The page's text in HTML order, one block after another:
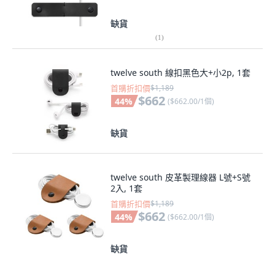
缺貨
(1)
twelve south 線扣黑色大+小2p, 1套
首購折扣價$1,189
44% $662 ($662.00/1個)
缺貨
twelve south 皮革製理線器 L號+S號
2入, 1套
首購折扣價$1,189
44% $662 ($662.00/1個)
缺貨